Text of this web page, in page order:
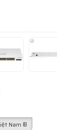
Nam ®